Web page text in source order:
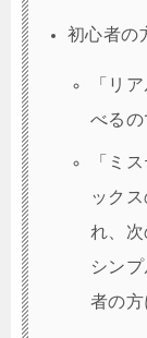
た
初心者の
「リ
べる
「ミ
ック
れ、
シンプ
者の方